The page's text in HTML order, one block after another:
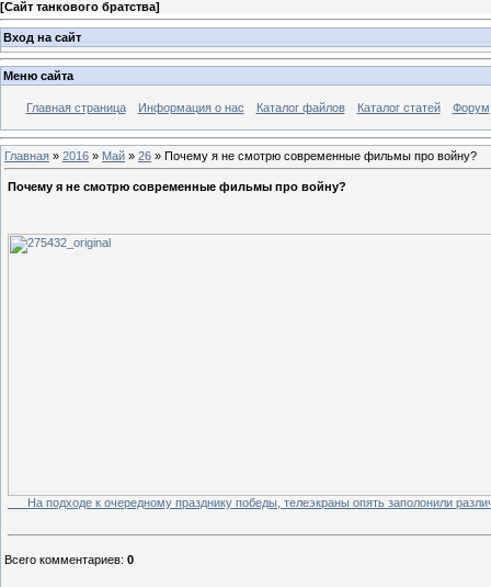
[Сайт танкового братства]
Вход на сайт
Меню сайта
Главная страница Информация о нас Каталог файлов Каталог статей Форум
Главная » 2016 » Май » 26 » Почему я не смотрю современные фильмы про войну?
Почему я не смотрю современные фильмы про войну?
На подходе к очередному празднику победы, телеэкраны опять заполонили
Всего комментариев: 0